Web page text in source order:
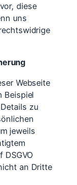
diese
uns
Webseite
Beispiel
zu
jeweils
DSGVO
an Dritte